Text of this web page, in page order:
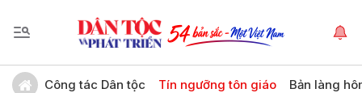
Công tác Dân tộc Tín ngưỡng tôn giáo Bản làng
Gửi bình luận